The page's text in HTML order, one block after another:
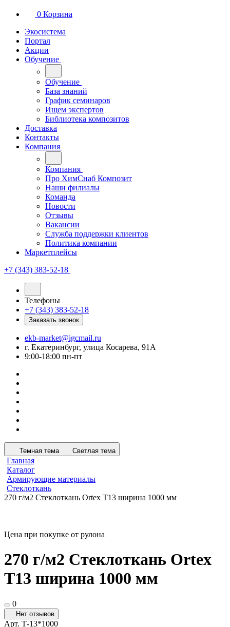
0 Корзина
Экосистема
Портал
Акции
Обучение
Обучение
База знаний
График семинаров
Ищем экспертов
Библиотека композитов
Доставка
Контакты
Компания
Компания
Про ХимСнаб Композит
Наши филиалы
Команда
Новости
Отзывы
Вакансии
Служба поддержки клиентов
Политика компании
Маркетплейсы
+7 (343) 383-52-18
Телефоны
+7 (343) 383-52-18
Заказать звонок
ekb-market@igcmail.ru
г. Екатеринбург, улица Косарева, 91А
9:00-18:00 пн-пт
Темная тема Светлая тема
Главная
Каталог
Армирующие материалы
Стеклоткань
270 г/м2 Стеклоткань Ortex Т13 ширина 1000 мм
Цена при покупке от рулона
270 г/м2 Стеклоткань Ortex
Т13 ширина 1000 мм
0
Нет отзывов
Арт. Т-13*1000